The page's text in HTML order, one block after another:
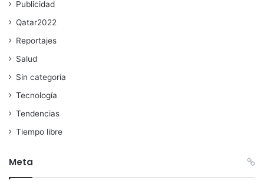
Publicidad
Qatar2022
Reportajes
Salud
Sin categoría
Tecnología
Tendencias
Tiempo libre
Meta